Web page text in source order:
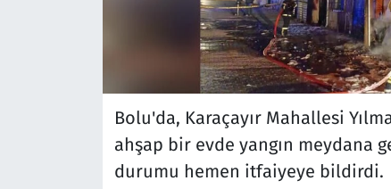
Bolu'da, Karaçayır Mahallesi
ahşap bir evde yangın meydana
durumu hemen itfaiyeye bildirdi.